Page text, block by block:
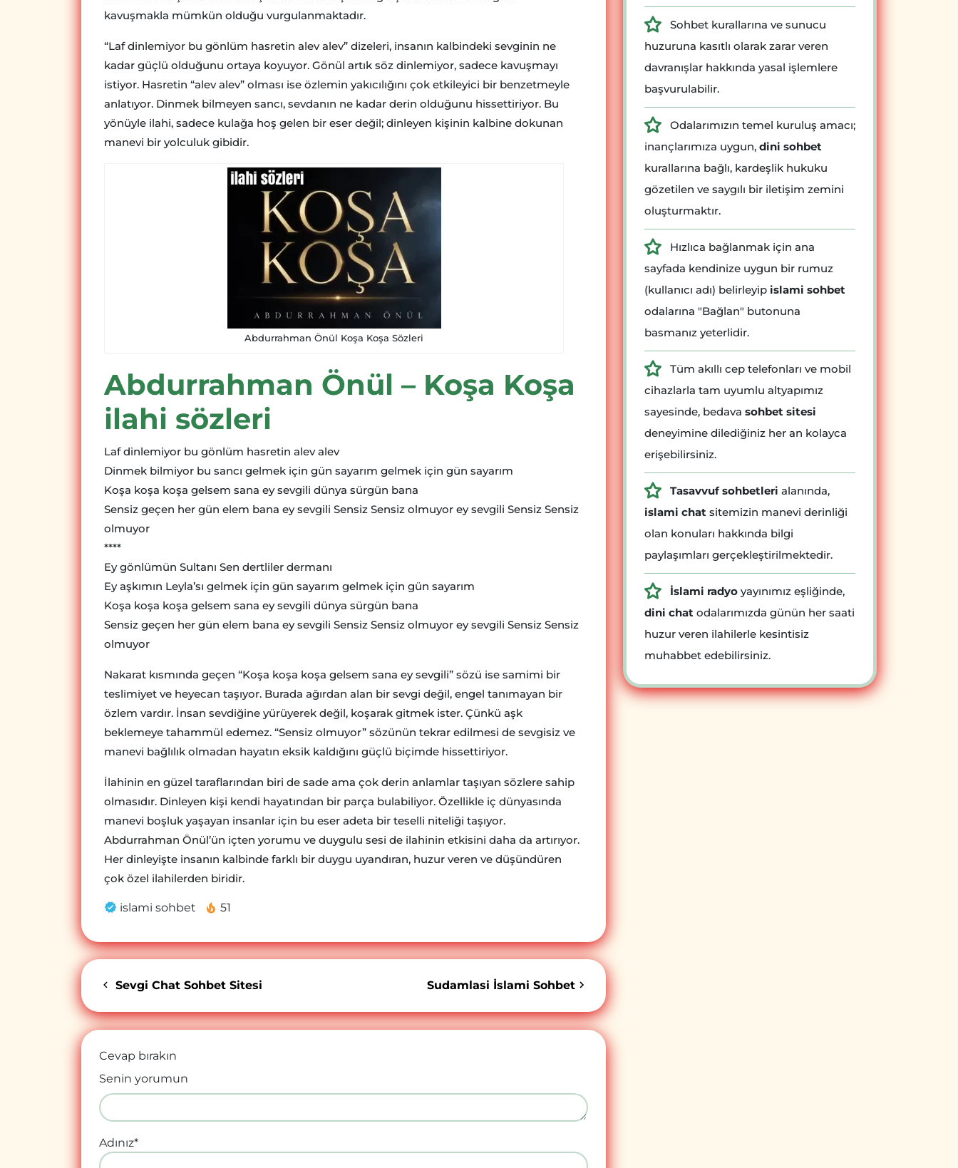
kavuşmakla mümkün olduğu vurgulanmaktadır.
“Laf dinlemiyor bu gönlüm hasretin alev alev” dizeleri, insanın kalbindeki sevginin ne
kadar güçlü olduğunu ortaya koyuyor. Gönül artık söz dinlemiyor, sadece kavuşmayı
istiyor. Hasretin “alev alev” olması ise özlemin yakıcılığını çok etkileyici bir benzetmeyle
anlatıyor. Dinmek bilmeyen sancı, sevdanın ne kadar derin olduğunu hissettiriyor. Bu
yönüyle ilahi, sadece kulağa hoş gelen bir eser değil; dinleyen kişinin kalbine dokunan
manevi bir yolculuk gibidir.
Abdurrahman Önül Koşa Koşa Sözleri
Abdurrahman Önül – Koşa Koşa
ilahi sözleri
Laf dinlemiyor bu gönlüm hasretin alev alev
Dinmek bilmiyor bu sancı gelmek için gün sayarım gelmek için gün sayarım
Koşa koşa koşa gelsem sana ey sevgili dünya sürgün bana
Sensiz geçen her gün elem bana ey sevgili Sensiz Sensiz olmuyor ey sevgili Sensiz Sensiz
olmuyor
****
Ey gönlümün Sultanı Sen dertliler dermanı
Ey aşkımın Leyla’sı gelmek için gün sayarım gelmek için gün sayarım
Koşa koşa koşa gelsem sana ey sevgili dünya sürgün bana
Sensiz geçen her gün elem bana ey sevgili Sensiz Sensiz olmuyor ey sevgili Sensiz Sensiz
olmuyor
Nakarat kısmında geçen “Koşa koşa koşa gelsem sana ey sevgili” sözü ise samimi bir
teslimiyet ve heyecan taşıyor. Burada ağırdan alan bir sevgi değil, engel tanımayan bir
özlem vardır. İnsan sevdiğine yürüyerek değil, koşarak gitmek ister. Çünkü aşk
beklemeye tahammül edemez. “Sensiz olmuyor” sözünün tekrar edilmesi de sevgisiz ve
manevi bağlılık olmadan hayatın eksik kaldığını güçlü biçimde hissettiriyor.
İlahinin en güzel taraflarından biri de sade ama çok derin anlamlar taşıyan sözlere sahip
olmasıdır. Dinleyen kişi kendi hayatından bir parça bulabiliyor. Özellikle iç dünyasında
manevi boşluk yaşayan insanlar için bu eser adeta bir teselli niteliği taşıyor.
Abdurrahman Önül’ün içten yorumu ve duygulu sesi de ilahinin etkisini daha da artırıyor.
Her dinleyişte insanın kalbinde farklı bir duygu uyandıran, huzur veren ve düşündüren
çok özel ilahilerden biridir.
islami sohbet 51
Sevgi Chat Sohbet Sitesi Sudamlasi İslami Sohbet
Cevap bırakın
Senin yorumun
Adınız*
Sohbet kurallarına ve sunucu
huzuruna kasıtlı olarak zarar veren
davranışlar hakkında yasal işlemlere
başvurulabilir.
Odalarımızın temel kuruluş amacı;
inançlarımıza uygun, dini sohbet
kurallarına bağlı, kardeşlik hukuku
gözetilen ve saygılı bir iletişim zemini
oluşturmaktır.
Hızlıca bağlanmak için ana
sayfada kendinize uygun bir rumuz
(kullanıcı adı) belirleyip islami sohbet
odalarına "Bağlan" butonuna
basmanız yeterlidir.
Tüm akıllı cep telefonları ve mobil
cihazlarla tam uyumlu altyapımız
sayesinde, bedava sohbet sitesi
deneyimine dilediğiniz her an kolayca
erişebilirsiniz.
Tasavvuf sohbetleri alanında,
islami chat sitemizin manevi derinliği
olan konuları hakkında bilgi
paylaşımları gerçekleştirilmektedir.
İslami radyo yayınımız eşliğinde,
dini chat odalarımızda günün her saati
huzur veren ilahilerle kesintisiz
muhabbet edebilirsiniz.